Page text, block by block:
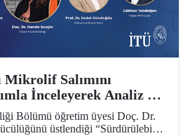
Salımını
İnceleyerek Analiz ve
Geliştirecek Projeye
Bölümü öğretim üyesi Doç. Dr.
üstlendiği “Sürdürülebilir